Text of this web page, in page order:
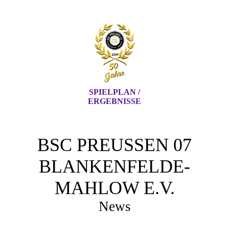
SPIELPLAN /
ERGEBNISSE
BSC PREUSSEN 07 B
LANKENFELDE-M
AHLOW E.V.
News